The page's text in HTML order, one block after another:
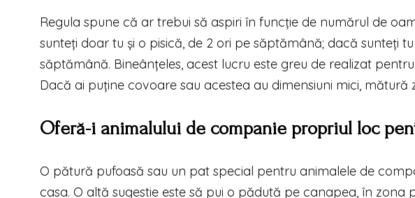
Regula spune că ar trebui să aspiri în funcție de numărul de
sunteți doar tu și o pisică, de 2 ori pe săptămână; dacă sunteți
săptămână. Bineânțeles, acest lucru este greu de realizat
Dacă ai puține covoare sau acestea au dimensiuni mici,
Oferă-i animalului de companie propriul loc
O pătură pufoasă sau un pat special pentru animalele de
casa. O altă sugestie este să pui o pădută pe canapea, în zona